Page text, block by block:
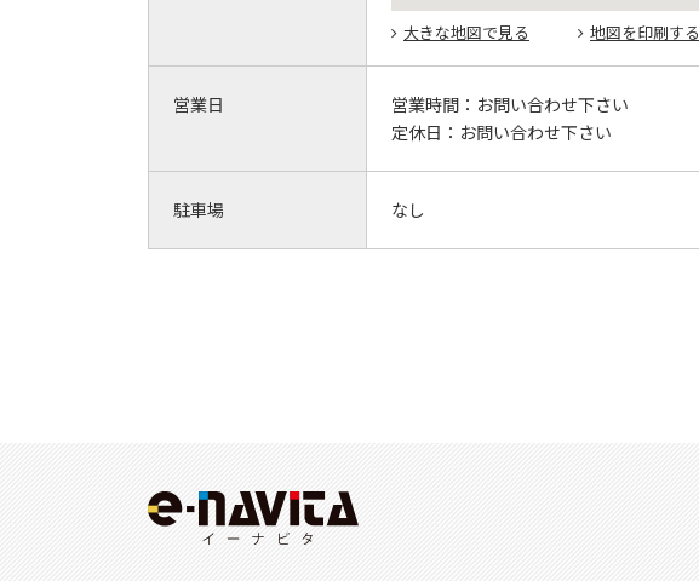
大きな地図で見る 地図を印刷する
営業日 営業時間： お問い合わせ下さい
定休日： お問い合わせ下さい
駐車場 なし